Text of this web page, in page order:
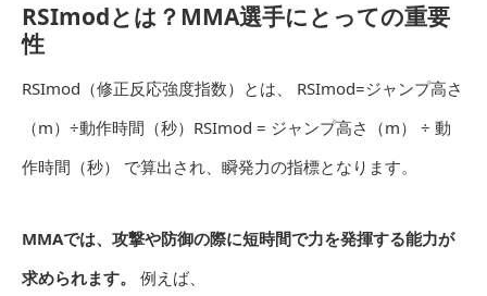
RSImodとは？MMA選手にとっての重要
性
RSImod（修正反応強度指数）とは、 RSImod=ジャンプ高さ
（m）÷動作時間（秒）RSImod = ジャンプ高さ（m） ÷ 動
作時間（秒）
で算出され、瞬発力の指標となります。
MMAでは、攻撃や防御の際に短時間で力を発揮する能力が
求められます。
例えば、